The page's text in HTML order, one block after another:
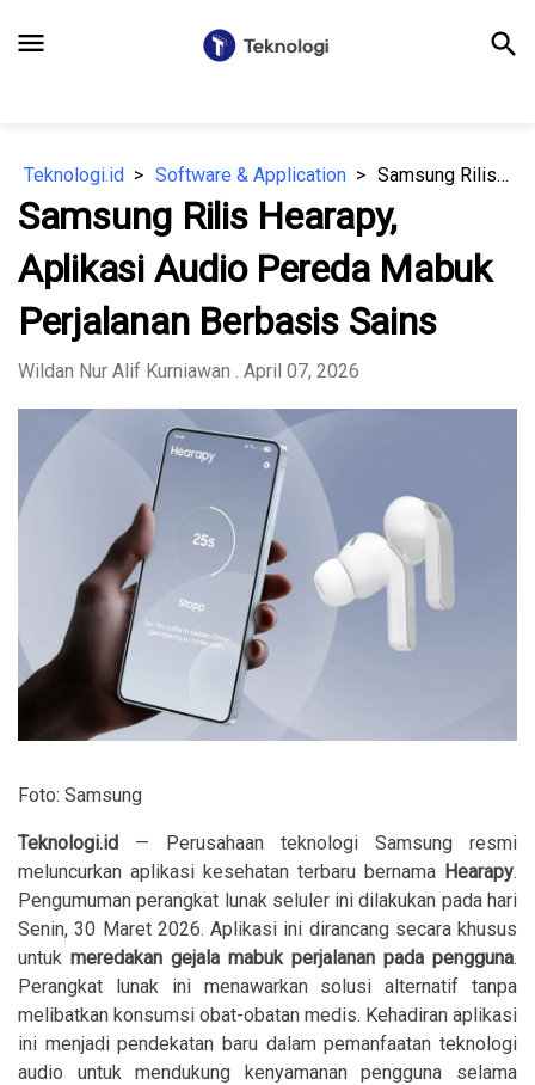
menu search
Teknologi.id Software & Application Samsung Rilis Hearapy, Aplikasi Audio Pereda Mabuk Perjalanan Berbasis Sains
Samsung Rilis Hearapy,
Aplikasi Audio Pereda Mabuk
Perjalanan Berbasis Sains
Wildan Nur Alif Kurniawan . April 07, 2026
Foto: Samsung
Teknologi.id — Perusahaan teknologi Samsung resmi
meluncurkan aplikasi kesehatan terbaru bernama Hearapy.
Pengumuman perangkat lunak seluler ini dilakukan pada hari
Senin, 30 Maret 2026. Aplikasi ini dirancang secara khusus
untuk meredakan gejala mabuk perjalanan pada pengguna.
Perangkat lunak ini menawarkan solusi alternatif tanpa
melibatkan konsumsi obat-obatan medis. Kehadiran aplikasi
ini menjadi pendekatan baru dalam pemanfaatan teknologi
audio untuk mendukung kenyamanan pengguna selama